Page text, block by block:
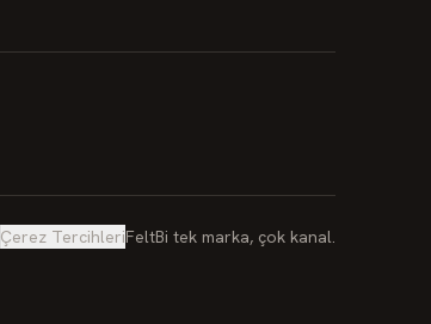
Çerez TercihleriFeltBi tek marka, çok kanal.